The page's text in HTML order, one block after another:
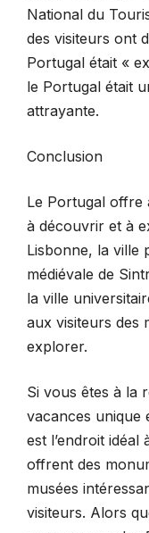
National du
des visiteurs ont
Portugal était «
le Portugal était
attrayante.
Conclusion
Le Portugal offre
à découvrir et à
Lisbonne, la ville
médiévale de
la ville
aux visiteurs des
explorer.
Si vous êtes à la
vacances unique
est l’endroit idéal
offrent des
musées
visiteurs. Alors